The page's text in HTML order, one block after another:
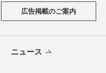
広告掲載のご案内
ニュース